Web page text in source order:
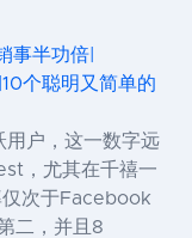
事半功倍|
个聪明又简单的
用户，这一数字远
，尤其在千禧一
次于Facebook
二，并且8